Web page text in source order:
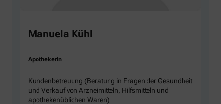
Manuela Kühl
Apothekerin
Kundenbetreuung (Beratung in Fragen der Gesundheit
und Verkauf von Arzneimitteln, Hilfsmitteln und
apothekenüblichen Waren)